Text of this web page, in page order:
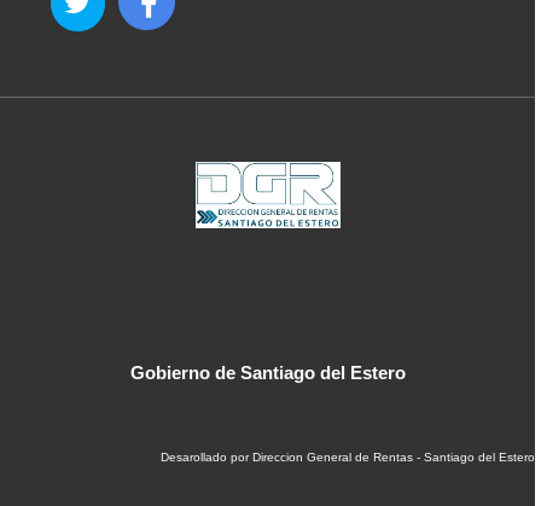
Gobierno de Santiago del Estero
Desarollado por Direccion General de Rentas - Santiago del Estero